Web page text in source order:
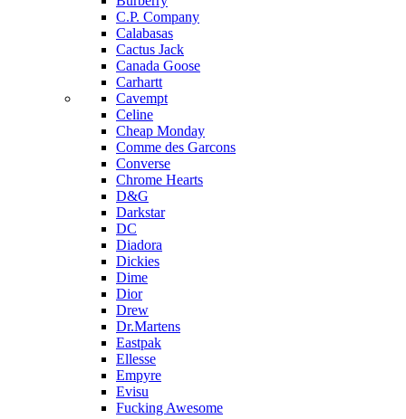
C.P. Company
Calabasas
Cactus Jack
Canada Goose
Carhartt
Cavempt
Celine
Cheap Monday
Comme des Garcons
Converse
Chrome Hearts
D&G
Darkstar
DC
Diadora
Dickies
Dime
Dior
Drew
Dr.Martens
Eastpak
Ellesse
Empyre
Evisu
Fucking Awesome